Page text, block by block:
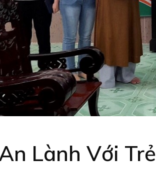
Lành Với